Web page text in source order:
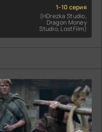
1-10 серия
(HDrezka Studio,
Dragon Money
Studio, LostFilm)